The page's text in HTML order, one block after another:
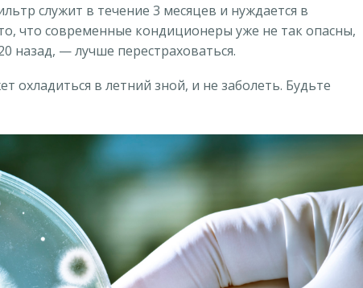
служит в течение 3 месяцев и нуждается в
что современные кондиционеры уже не так опасны,
назад, —лучше перестраховаться.
охладиться в летний зной, и не заболеть. Будьте